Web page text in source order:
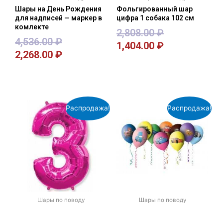
Шары на День Рождения
для надписей — маркер в
комлекте
4,536.00₽
2,268.00 ₽
Фольгированный шар
цифра 1 собака 102 см
2,808.00₽
1,404.00 ₽
Распродажа!
Шары по поводу
Распродажа!
Шары по поводу